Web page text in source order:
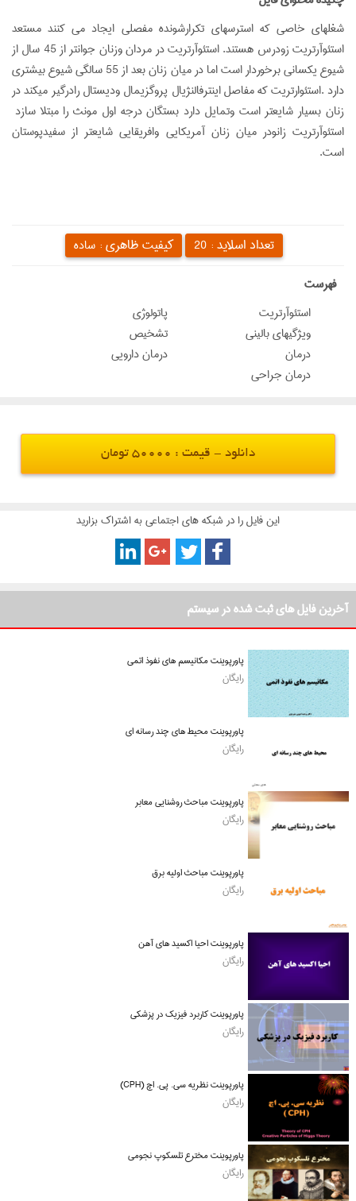
شغلهای خاصی که استرسهای تکرارشونده مفصلی ایجاد می کنند مستعد
استئوآرتریت زودرس هستند. استئوآرتریت در مردان وزنان جوانتر از 45 سال از
شیوع یکسانی برخوردار است اما در میان زنان بعد از 55 سالگی شیوع بیشتری
دارد .استئوارتریت که مفاصل اینترفالنژیال پروگزیمال ودیستال رادرگیر میکند در
زنان بسیار شایعتر است وتمایل دارد بستگان درجه اول مونث را مبتلا سازد
استئوآرتریت زانودر میان زنان آمریکایی وافریقایی شایعتر از سفیدپوستان
است.
کیفیت ظاهری : ساده تعداد اسلاید : 20
‌فهرست
استئوآرتریت
پاتولوژی
ویژگیهای بالینی
تشخیص
درمان
درمان دارویی
درمان جراحی
دانلود - قیمت : 50000 تومان
این فایل را در شبکه های اجتماعی به اشتراک بزارید
آخرین فایل های ثبت شده در سیستم
پاورپوینت مکانیسم های نفوذ اتمی
رایگان
پاورپوینت محیط های چند رسانه ای
رایگان
پاورپوینت مباحث روشنایی معابر
رایگان
پاورپوینت مباحث اولیه برق
رایگان
پاورپوینت احیا اکسید های آهن
رایگان
پاورپوینت کاربرد فیزیک در پزشکی
رایگان
پاورپوینت نظریه سی. پی. اچ (CPH)
رایگان
پاورپوینت مخترع تلسکوپ نجومی
رایگان